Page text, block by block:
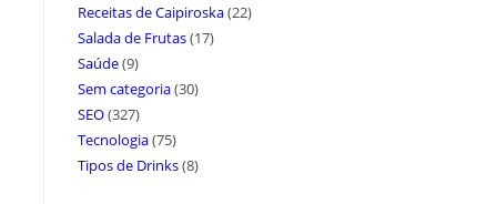
Receitas de Caipiroska(22)
Salada de Frutas(17)
Saúde(9)
Sem categoria(30)
SEO(327)
Tecnologia(75)
Tipos de Drinks(8)